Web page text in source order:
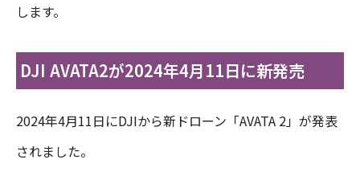
します。
DJI AVATA2が2024年4月11日に新発売
2024年4月11日にDJIから新ドローン「AVATA 2」が発表
されました。